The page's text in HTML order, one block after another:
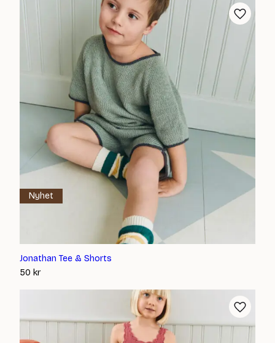
Jonathan Tee & Shorts
50 kr
Nyhet